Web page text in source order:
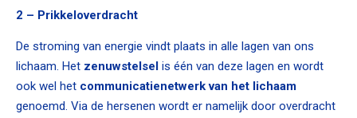
2 – Prikkeloverdracht
De stroming van energie vindt plaats in alle lagen van ons
lichaam. Het zenuwstelsel is één van deze lagen en wordt
ook wel het communicatienetwerk van het lichaam
genoemd. Via de hersenen wordt er namelijk door overdracht